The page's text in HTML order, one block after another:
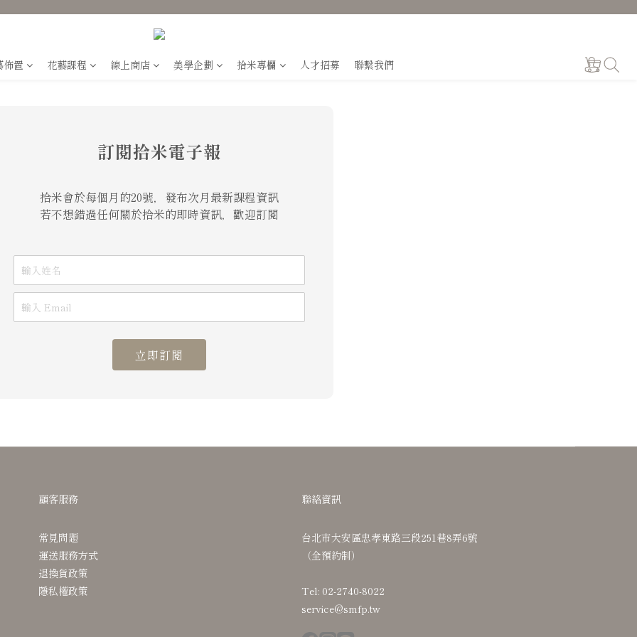
佈置 花藝課程 線上商店 美學企劃 拾米專欄 人才招募 聯繫我們
訂閱拾米電子報
拾米會於每個月的20號，發布次月最新課程資訊
若不想錯過任何關於拾米的即時資訊，歡迎訂閱
立即訂閱
顧客服務
常見問題
運送服務方式
退換貨政策
隱私權政策
聯絡資訊
台北市大安區忠孝東路三段251巷8弄6號
（全預約制）
Tel: 02-2740-8022
service@smfp.tw